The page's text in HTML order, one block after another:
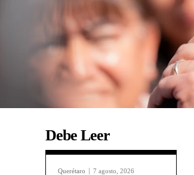
Debe Leer
Querétaro 7 agosto, 2026